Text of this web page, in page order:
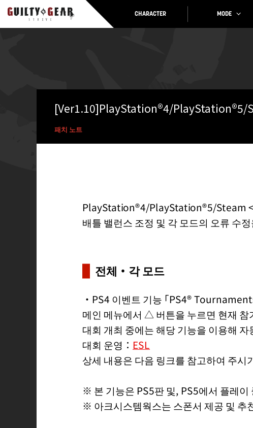
CHARACTER MODE
[Ver1.10]PlayStation®4/PlayStation®5/
패치 노트
PlayStation®4/PlayStation®5/Steam
배틀 밸런스 조정 및 각 모드의 오류 수
전체・각 모드
・PS4 이벤트 기능 ｢PS4®
메인 메뉴에서 △ 버튼을 누르면 현재
대회 개최 중에는 해당 기능을 이용해
대회 운영： ESL
상세 내용은 다음 링크를 참고하여 주시
※ 본 기능은 PS5판 및, PS5에서 플레
※ 아크시스템웍스는 스폰서 제공 및 추